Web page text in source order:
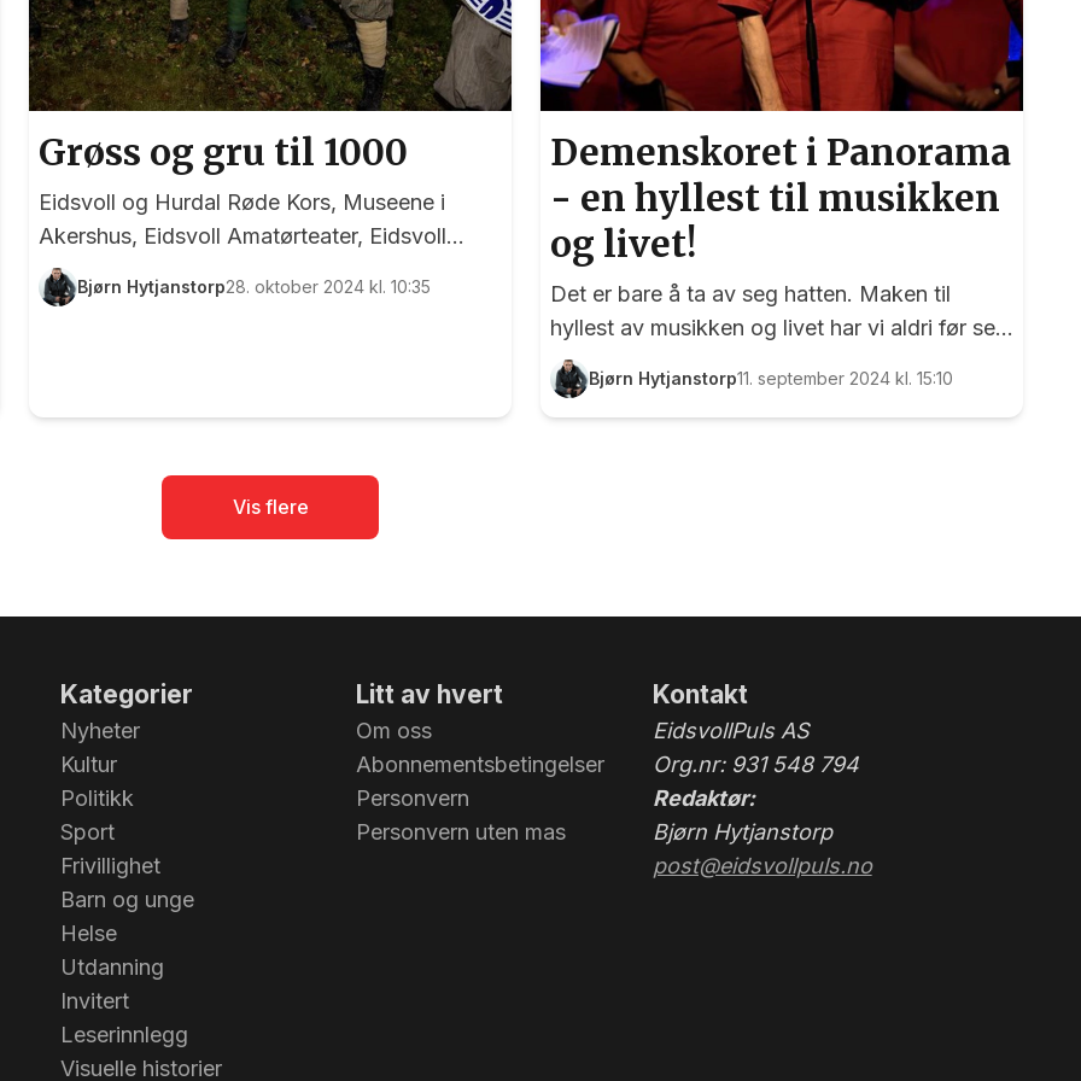
Grøss og gru til 1000
Eidsvoll og Hurdal Røde Kors, Museene i
Akershus, Eidsvoll Amatørteater, Eidsvoll
Kulturforum, Eidsvoll Kommune, Eidsvoll
Bygdekvinnelag, Stjerneskudd 1814, Varjag
Bygdetunet, og barn og voksne fikk seg et
grøss eller 20 som de sent vil glemme. Det var
ikke alle som tok sjansen på å besøke dette
Bjørn Hytjanstorp28. oktober 2024 kl. 10:35
Demenskoret i Panorama
- en hyllest til musikken
og livet!
Det er bare å ta av seg hatten. Maken til
hyllest av musikken og livet har vi aldri før sett
i Panorama. Tirsdagens festaften med Eidsvoll
Demenskor ble en opplevelse der
Bjørn Hytjanstorp11. september 2024 kl. 15:10
Vis flere
Kategorier
Nyheter
Kultur
Politikk
Sport
Frivillighet
Barn og unge
Helse
Utdanning
Invitert
Leserinnlegg
Visuelle historier
Litt av hvert
Om oss
Abonnementsbetingelser
Personvern
Personvern uten mas
Kontakt
EidsvollPuls AS
Org.nr: 931 548 794
Redaktør:
Bjørn Hytjanstorp
post@eidsvollpuls.no